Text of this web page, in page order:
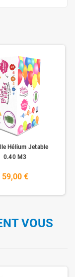
Hélium Jetable
0.40 M3
59,00 €
VOUS